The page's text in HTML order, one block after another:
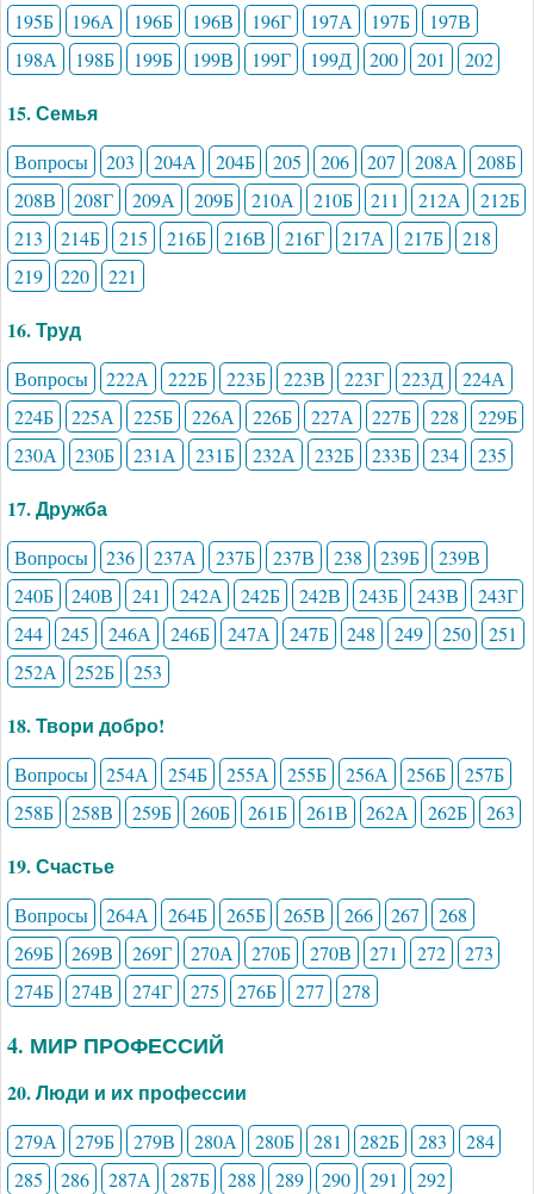
195Б
196А 196Б 196В 196Г 197А 197Б
197В
198А
198Б 199Б 199В 199Г 199Д 200 201 202
15. Семья
Вопросы 203 204А 204Б 205 206 207 208А
208Б
208В
208Г 209А 209Б 210А 210Б 211 212А
212Б
213
214Б 215 216Б 216В 216Г 217А 217Б
218
219
220 221
16. Труд
Вопросы 222А 222Б 223Б 223В 223Г 223Д
224А
224Б
225А 225Б 226А 226Б 227А 227Б 228
229Б
230А
230Б 231А 231Б 232А 232Б 233Б 234 235
17. Дружба
Вопросы 236 237А 237Б 237В 238 239Б
239В
240Б
240В 241 242А 242Б 242В 243Б 243В
243Г
244
245 246А 246Б 247А 247Б 248 249 250
251
252А
252Б 253
18. Твори добро!
Вопросы 254А 254Б 255А 255Б 256А 256Б
257Б
258Б
258В 259Б 260Б 261Б 261В 262А 262Б 263
19. Счастье
Вопросы 264А 264Б 265Б 265В 266 267
268
269Б
269В 269Г 270А 270Б 270В 271 272
273
274Б
274В 274Г 275 276Б 277 278
4. МИР ПРОФЕССИЙ
20. Люди и их профессии
279А 279Б 279В 280А 280Б 281 282Б 283
284
285
286 287А 287Б 288 289 290 291 292